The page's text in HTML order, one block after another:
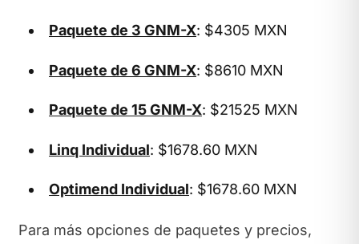
Paquete de 3 GNM-X: $4305 MXN
Paquete de 6 GNM-X: $8610 MXN
Paquete de 15 GNM-X: $21525 MXN
Linq Individual: $1678.60 MXN
Optimend Individual: $1678.60 MXN
Para más opciones de paquetes y precios,